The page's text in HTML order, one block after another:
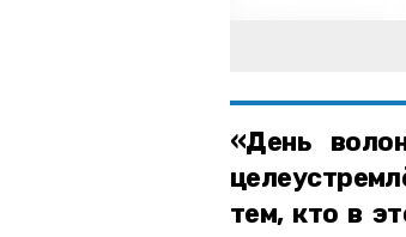
«День
тем, кто в